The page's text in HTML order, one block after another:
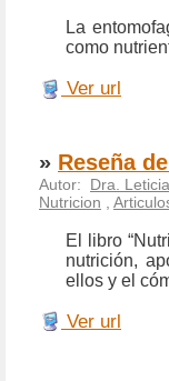
La
como
Ver url
» Reseña
Autor: Dra.
Nutricion
El libro
nutrición,
ellos y el
Ver url